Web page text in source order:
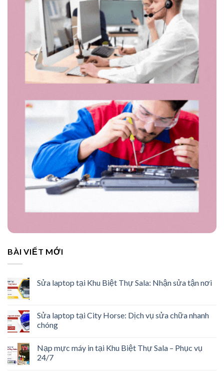
BÀI VIẾT MỚI
Sửa laptop tại Khu Biệt Thự Sala: Nhận sửa tận nơi
Sửa laptop tại City Horse: Dịch vụ sửa chữa nhanh
chóng
Nạp mực máy in tại Khu Biệt Thự Sala – Phục vụ
24/7